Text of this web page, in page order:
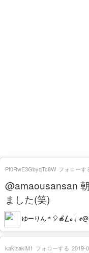
@amaousansan
ました(笑)
ゆーりん＊🎈🍎⎳ℴ ⎷
Pf0RwE3GbyqTc8W フォローす
kakizakiM1 フォローする 2019-